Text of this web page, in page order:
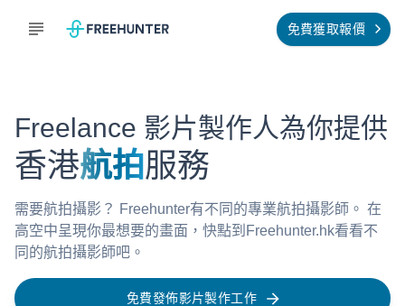
免費獲取報價
Freelance 影片製作人為你提供
香港航拍服務
需要航拍攝影？ Freehunter有不同的專業航拍攝影師。 在
高空中呈現你最想要的畫面，快點到Freehunter.hk看看不
同的航拍攝影師吧。
免費發佈影片製作工作